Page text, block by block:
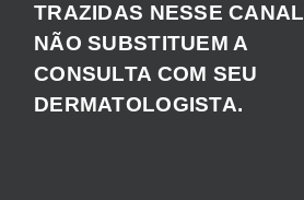
TRAZIDAS NESSE CANAL
NÃO SUBSTITUEM A
CONSULTA COM SEU
DERMATOLOGISTA.